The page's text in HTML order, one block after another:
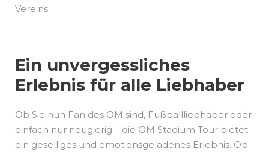
Vereins.
Ein unvergessliches
Erlebnis für alle Liebhaber
Ob Sie nun Fan des OM sind, Fußballliebhaber oder
einfach nur neugierig – die OM Stadium Tour bietet
ein geselliges und emotionsgeladenes Erlebnis. Ob